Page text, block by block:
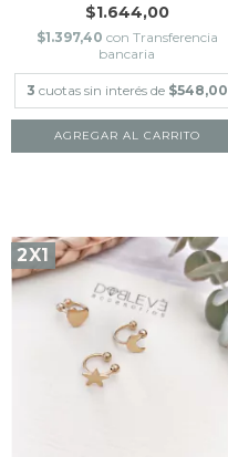
$1.644,00
$1.397,40 con Transferencia
bancaria
3 cuotas sin interés de $548,00
2X1